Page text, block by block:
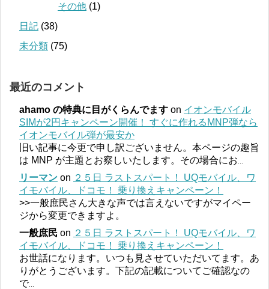
その他 (1)
日記 (38)
未分類 (75)
最近のコメント
ahamo の特典に目がくらんでます on イオンモバイル
SIMが2円キャンペーン開催！ すぐに作れるMNP弾なら
イオンモバイル弾が最安か
旧い記事に今更で申し訳ございません。本ページの趣旨
は MNP が主題とお察しいたします。その場合にお
リーマン on ２５日 ラストスパート！ UQモバイル、ワ
イモバイル、ドコモ！ 乗り換えキャンペーン！
>>一般庶民さん大きな声では言えないですがマイペー
ジから変更できますよ。
一般庶民 on ２５日 ラストスパート！ UQモバイル、ワ
イモバイル、ドコモ！ 乗り換えキャンペーン！
お世話になります。いつも見させていただいてます。あ
りがとうございます。下記の記載についてご確認なの
で...